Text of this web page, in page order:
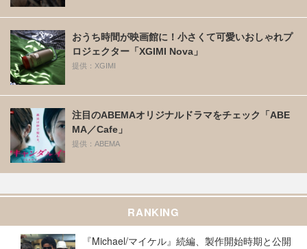
おうち時間が映画館に！小さくて可愛いおしゃれプ
ロジェクター「XGIMI Nova」
提供：XGIMI
注目のABEMAオリジナルドラマをチェック「ABE
MA／Cafe」
提供：ABEMA
RANKING
『Michael/マイケル』続編、製作開始時期と公開